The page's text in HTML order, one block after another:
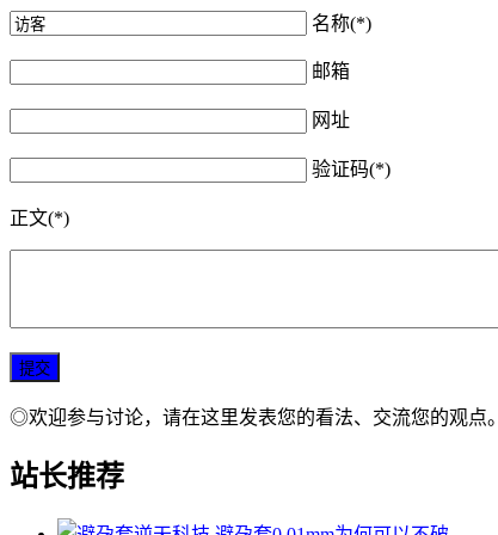
名称(*)
邮箱
网址
验证码(*)
正文(*)
◎欢迎参与讨论，请在这里发表您的看法、交流您的观点。
站长推荐